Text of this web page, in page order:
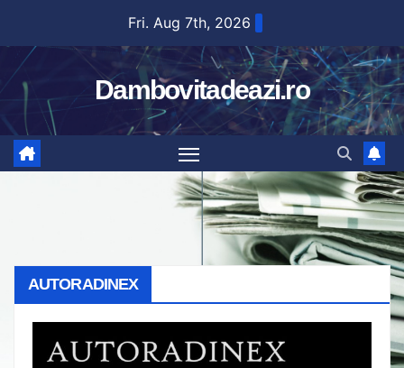
content
Fri. Aug 7th, 2026
Dambovitadeazi.ro
AUTORADINEX